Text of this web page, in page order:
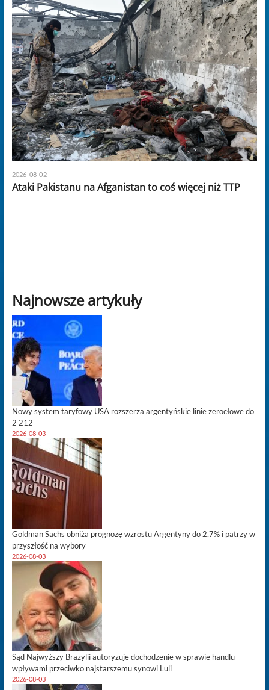
2026-08-02
Ataki Pakistanu na Afganistan to coś więcej niż TTP
Najnowsze artykuły
Nowy system taryfowy USA rozszerza argentyńskie linie zerocłowe do
2 212
2026-08-03
Goldman Sachs obniża prognozę wzrostu Argentyny do 2,7% i patrzy w
przyszłość na wybory
2026-08-03
Sąd Najwyższy Brazylii autoryzuje dochodzenie w sprawie handlu
wpływami przeciwko najstarszemu synowi Luli
2026-08-03